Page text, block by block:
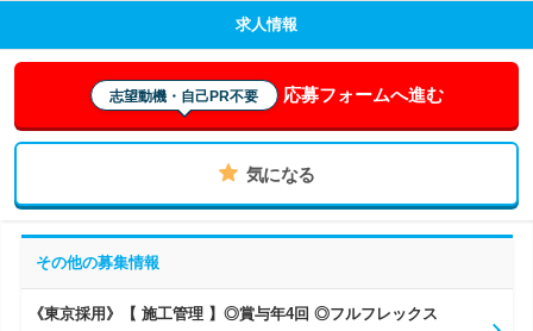
求人情報
志望動機・自己PR不要 応募フォームへ進む
気になる
その他の募集情報
《東京採用》【 施工管理 】◎賞与年4回 ◎フルフレックス